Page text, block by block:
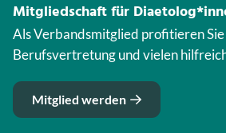
Mitgliedschaft für
Als Verbandsmitglied profitieren
Berufsvertretung und vielen
Mitglied werden